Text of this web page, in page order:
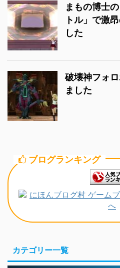
まもの博士
トル」で激
した
破壊神フォ
ました
ブログランキング
カテゴリー一覧